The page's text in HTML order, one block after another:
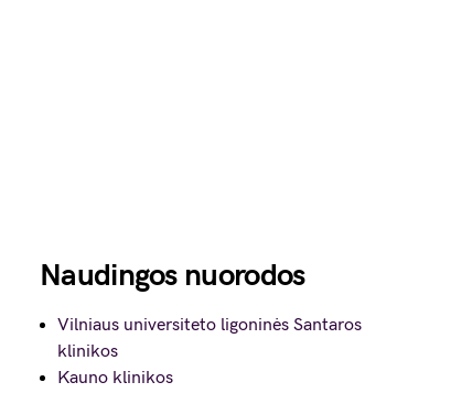
Naudingos nuorodos
Vilniaus universiteto ligoninės Santaros
klinikos
Kauno klinikos